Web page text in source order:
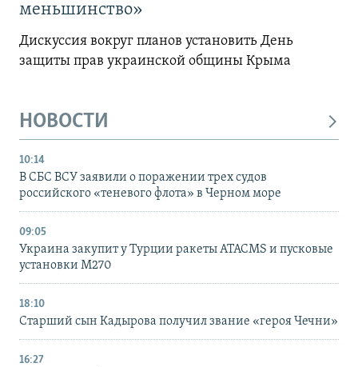
меньшинство»
Дискуссия вокруг планов установить День
защиты прав украинской общины Крыма
НОВОСТИ
10:14
В СБС ВСУ заявили о поражении трех судов
российского «теневого флота» в Черном море
09:05
Украина закупит у Турции ракеты ATACMS и пусковые
установки M270
18:10
Старший сын Кадырова получил звание «героя Чечни»
16:27